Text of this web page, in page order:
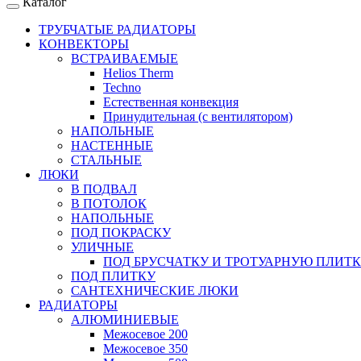
ТРУБЧАТЫЕ РАДИАТОРЫ
КОНВЕКТОРЫ
ВСТРАИВАЕМЫЕ
Helios Therm
Techno
Естественная конвекция
Принудительная (с вентилятором)
НАПОЛЬНЫЕ
НАСТЕННЫЕ
СТАЛЬНЫЕ
ЛЮКИ
В ПОДВАЛ
В ПОТОЛОК
НАПОЛЬНЫЕ
ПОД ПОКРАСКУ
УЛИЧНЫЕ
ПОД БРУСЧАТКУ И ТРОТУАРНУЮ
ПОД ПЛИТКУ
САНТЕХНИЧЕСКИЕ ЛЮКИ
РАДИАТОРЫ
АЛЮМИНИЕВЫЕ
Межосевое 200
Межосевое 350